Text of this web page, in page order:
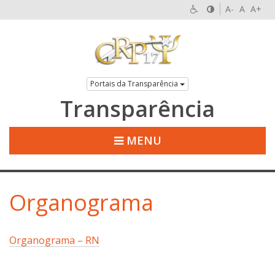
A- A A+
Portais da Transparência
Transparência
MENU
Organograma
Organograma – RN